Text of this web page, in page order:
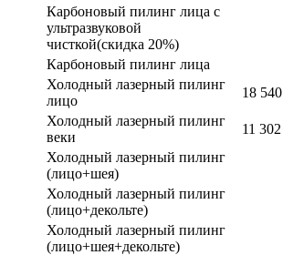
Карбоновый пилинг лица с
ультразвуковой
чисткой(скидка 20%)
Карбоновый пилинг лица
Холодный лазерный пилинг
лицо
18 540
Холодный лазерный пилинг
веки
11 302
Холодный лазерный пилинг
(лицо+шея)
Холодный лазерный пилинг
(лицо+декольте)
Холодный лазерный пилинг
(лицо+шея+декольте)